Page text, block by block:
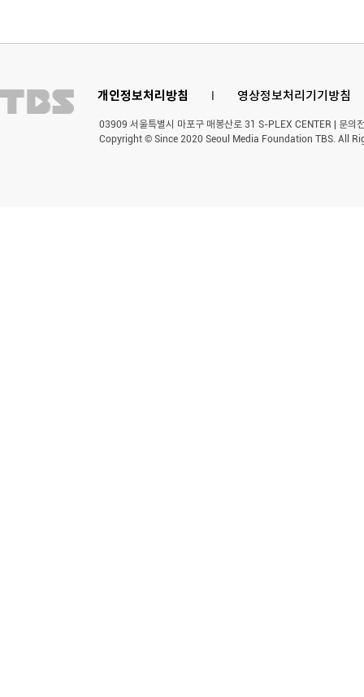
개인정보처리방침 l 영상정보처리기기방침
03909 서울특별시 마포구 매봉산로 31 S-PLEX CENTER | 문
Copyright © Since 2020 Seoul Media Foundation TBS. All